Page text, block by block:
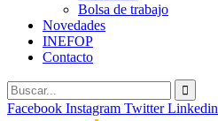
Bolsa de trabajo
Novedades
INEFOP
Contacto
Facebook Instagram Twitter Linkedin